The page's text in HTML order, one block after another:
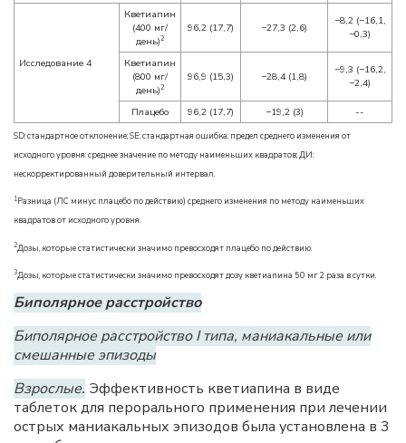
Исследование 4
Кветиапин
(400 мг/
день)2
96,2 (17,7) −27,3 (2,6)
−8,2 (−16,1,
−0,3)
Кветиапин
(800 мг/
день)2
96,9 (15,3) −28,4 (1,8)
−9,3 (−16,2,
−2,4)
Плацебо 96,2 (17,7) −19,2 (3) --
SD: стандартное отклонение; SE: стандартная ошибка; предел среднего изменения от
исходного уровня: среднее значение по методу наименьших квадратов; ДИ:
нескорректированный доверительный интервал.
1 Разница (ЛС минус плацебо по действию) среднего изменения по методу наименьших
квадратов от исходного уровня.
2Дозы, которые статистически значимо превосходят плацебо по действию.
3Дозы, которые статистически значимо превосходят дозу кветиапина 50 мг 2 раза в сутки.
Биполярное расстройство
Биполярное расстройство I типа, маниакальные или
смешанные эпизоды
Взрослые. Эффективность кветиапина в виде
таблеток для перорального применения при лечении
острых маниакальных эпизодов была установлена в 3